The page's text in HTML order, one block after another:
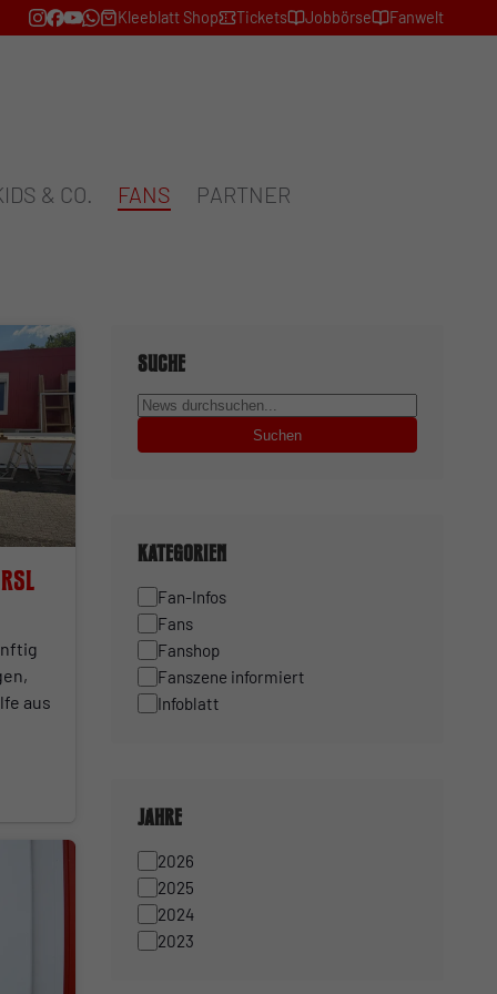
Kleeblatt Shop Tickets Jobbörse Fanwelt
& CO. FANS PARTNER
aus
Suche
Suchen
Kategorien
Fan-Infos
Fans
Fanshop
Fanszene informiert
Infoblatt
Jahre
2026
2025
2024
2023